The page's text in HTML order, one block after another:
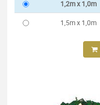
1,2m x 1,0m
1,5m x 1,0m